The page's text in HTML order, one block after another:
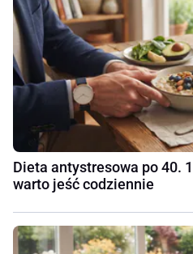
Dieta antystresowa po 40.
warto jeść codziennie